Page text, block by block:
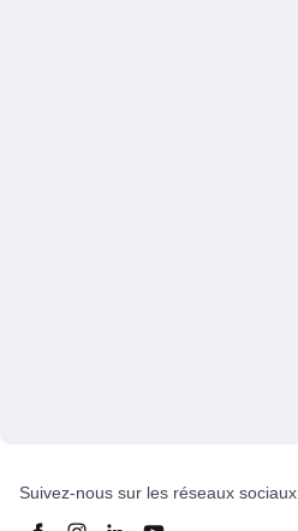
Suivez-nous sur les réseaux sociaux